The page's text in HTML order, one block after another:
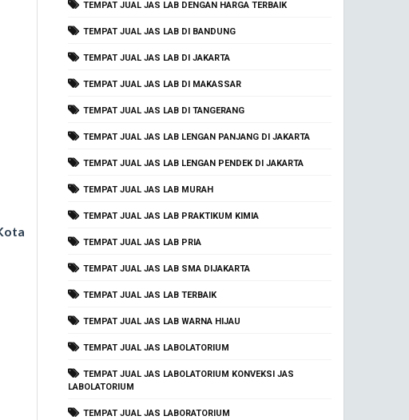
TEMPAT JUAL JAS LAB DENGAN HARGA TERBAIK
TEMPAT JUAL JAS LAB DI BANDUNG
TEMPAT JUAL JAS LAB DI JAKARTA
TEMPAT JUAL JAS LAB DI MAKASSAR
TEMPAT JUAL JAS LAB DI TANGERANG
TEMPAT JUAL JAS LAB LENGAN PANJANG DI JAKARTA
TEMPAT JUAL JAS LAB LENGAN PENDEK DI JAKARTA
TEMPAT JUAL JAS LAB MURAH
TEMPAT JUAL JAS LAB PRAKTIKUM KIMIA
TEMPAT JUAL JAS LAB PRIA
TEMPAT JUAL JAS LAB SMA DIJAKARTA
TEMPAT JUAL JAS LAB TERBAIK
TEMPAT JUAL JAS LAB WARNA HIJAU
TEMPAT JUAL JAS LABOLATORIUM
TEMPAT JUAL JAS LABOLATORIUM KONVEKSI JAS
LABOLATORIUM
TEMPAT JUAL JAS LABORATORIUM